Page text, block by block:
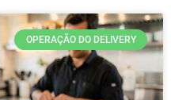
OPERAÇÃO DO DELIVERY